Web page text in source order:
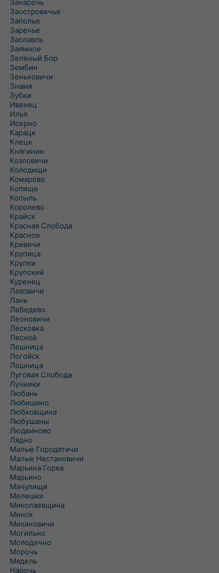
Занарочь
Заостровечье
Заполье
Заречье
Заславль
Заямное
Зеленый Бор
Зембин
Зеньковичи
Знамя
Зубки
Ивенец
Илья
Исерно
Карацк
Клецк
Княгинин
Козловичи
Колодищи
Комарово
Копище
Копыль
Королево
Крайск
Красная Слобода
Красное
Кривичи
Крупица
Крупки
Крупский
Куренец
Лазовичи
Лань
Лебедево
Леоновичи
Лесковка
Лесной
Лешница
Логойск
Лошница
Луговая Слобода
Лучники
Любань
Любишино
Любковщина
Любушаны
Людвиново
Лядно
Малые Городятичи
Малые Нестановичи
Марьина Горка
Марьино
Мачулищи
Мелешки
Миколаевщина
Минск
Михановичи
Могильно
Молодечно
Морочь
Мядель
Нарочь